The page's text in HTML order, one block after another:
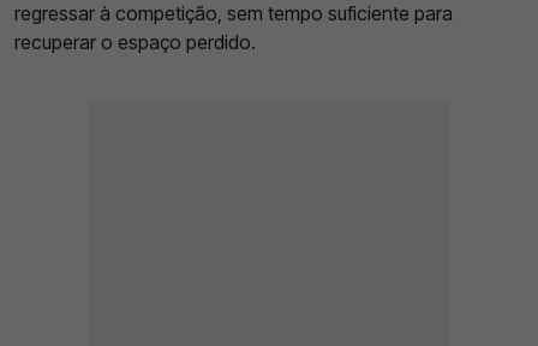
regressar à competição, sem tempo suficiente para
recuperar o espaço perdido.